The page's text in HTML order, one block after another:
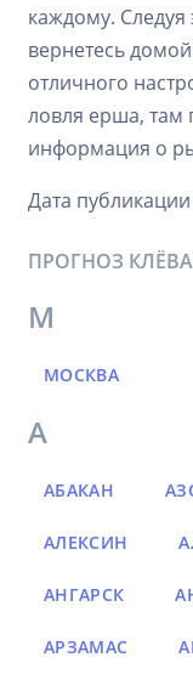
каждому. Следуя
вернетесь
отличного
ловля ерша, там
информация о
Дата
ПРОГНОЗ
М
МОСКВА
А
АБАКАН
АЛЕКСИН
АНГАРСК
АРЗАМАС